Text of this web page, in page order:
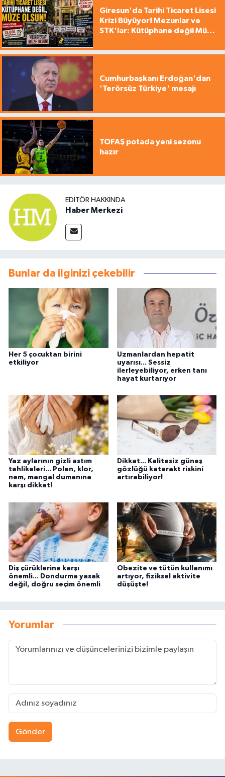
Giresun'da Tarihi Ticaret Lisesi
Krizi Büyüyor! Mezunlar ve
STK'lar: Kütüphane değil Müze
Cumhurbaşkanı Erdoğan'dan
'Terörsüz Türkiye' mesajı
TOFAŞ potada yeni sezonu
hazır
EDITÖR HAKKINDA
Haber Merkezi
Bunlar da ilginizi çekebilir
Her 5 çocuktan birini
etkiliyor
Uzmanlardan hepatit
uyarısı... Sessiz
ilerleyebiliyor, erken tanı
hayat kurtarıyor
Yaz aylarının gizli astım
tehlikeleri... Polen, klor,
nem, mangal dumanına
karşı dikkat!
Dikkat... Kalitesiz güneş
gözlüğü katarakt riskini
artırabiliyor!
Diş çürüklerine karşı
önemli... Dondurma yasak
değil, doğru seçim önemli
Obezite ve tütün kullanımı
artıyor, fiziksel aktivite
düşüşte!
Yorumlar
Gönder